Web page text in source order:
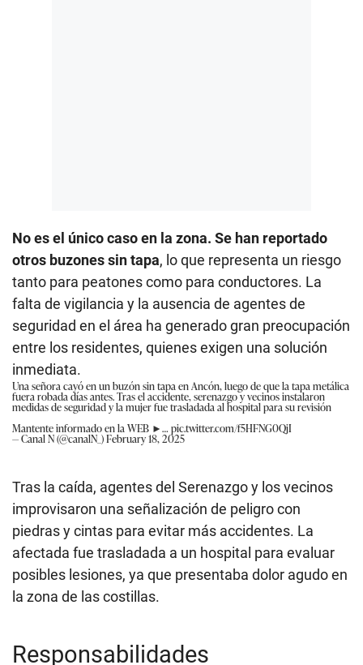
No es el único caso en la zona. Se han reportado
otros buzones sin tapa, lo que representa un riesgo
tanto para peatones como para conductores. La
falta de vigilancia y la ausencia de agentes de
seguridad en el área ha generado gran preocupación
entre los residentes, quienes exigen una solución
inmediata.
Una señora cayó en un buzón sin tapa en Ancón, luego de que la tapa metálica
fuera robada días antes. Tras el accidente, serenazgo y vecinos instalaron
medidas de seguridad y la mujer fue trasladada al hospital para su revisión
Mantente informado en la WEB ►…pic.twitter.com/f5HFNG0QjI
— Canal N (@canalN_)February 18, 2025
Tras la caída, agentes del Serenazgo y los vecinos
improvisaron una señalización de peligro con
piedras y cintas para evitar más accidentes. La
afectada fue trasladada a un hospital para evaluar
posibles lesiones, ya que presentaba dolor agudo en
la zona de las costillas.
Responsabilidades